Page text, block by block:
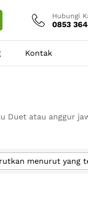
Hubungi
0853
Kontak
Duet atau anggur
menurut yang